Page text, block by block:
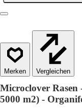
Vergleichen
Microclover Rasen
5000 m2) -